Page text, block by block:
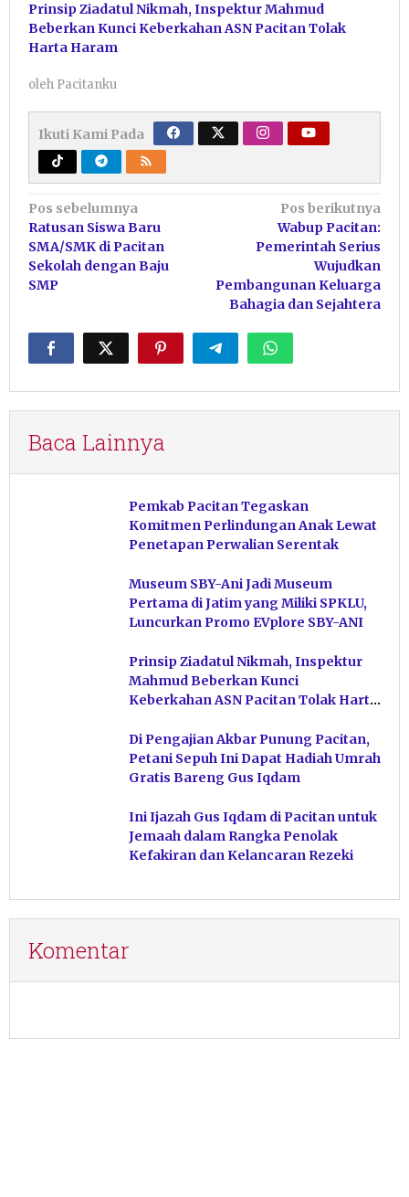
Prinsip Ziadatul Nikmah, Inspektur Mahmud
Beberkan Kunci Keberkahan ASN Pacitan Tolak
Harta Haram
oleh Pacitanku
Ikuti Kami Pada
Navigasi
pos
Pos sebelumnya
Ratusan Siswa Baru
SMA/SMK di Pacitan
Sekolah dengan Baju
SMP
Pos berikutnya
Wabup Pacitan:
Pemerintah Serius
Wujudkan
Pembangunan Keluarga
Bahagia dan Sejahtera
Baca Lainnya
Pemkab Pacitan Tegaskan
Komitmen Perlindungan Anak Lewat
Penetapan Perwalian Serentak
Museum SBY-Ani Jadi Museum
Pertama di Jatim yang Miliki SPKLU,
Luncurkan Promo EVplore SBY-ANI
Prinsip Ziadatul Nikmah, Inspektur
Mahmud Beberkan Kunci
Keberkahan ASN Pacitan Tolak Harta
Di Pengajian Akbar Punung Pacitan,
Petani Sepuh Ini Dapat Hadiah Umrah
Gratis Bareng Gus Iqdam
Ini Ijazah Gus Iqdam di Pacitan untuk
Jemaah dalam Rangka Penolak
Kefakiran dan Kelancaran Rezeki
Komentar